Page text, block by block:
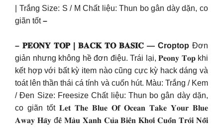
| Trắng Size: S / M Chất liệu: Thun bo gân dày dặn, co
giãn tốt–
– 𝐏𝐄𝐎𝐍𝐘 𝐓𝐎𝐏 | 𝐁𝐀𝐂𝐊 𝐓𝐎 𝐁𝐀𝐒𝐈𝐂 — Croptop Đơn
giản nhưng không hề đơn điệu. Trái lại, 𝐏𝐞𝐨𝐧𝐲 𝐓𝐨𝐩 khi
kết hợp với bất kỳ item nào cũng cực kỳ hack dáng và
toát lên thần thái cá tính và cuốn hút. Màu: Trắng / Kem
/ Đen Size: Freesize Chất liệu: Thun bo gân dày dặn,
co giãn tốt 𝐋𝐞𝐭 𝐓𝐡𝐞 𝐁𝐥𝐮𝐞 𝐎𝐟 𝐎𝐜𝐞𝐚𝐧 𝐓𝐚𝐤𝐞 𝐘𝐨𝐮𝐫 𝐁𝐥𝐮𝐞
𝐀𝐰𝐚𝐲 𝐇𝐚̃𝐲 đ𝐞̂̉ 𝐌𝐚̀𝐮 𝐗𝐚𝐧𝐡 𝐂𝐮̉𝐚 𝐁𝐢𝐞̂̉𝐧 𝐊𝐡𝐨̛𝐢 𝐂𝐮𝐨̂́𝐧 𝐓𝐫𝐨̂𝐢 𝐍𝐨̂̃𝐢